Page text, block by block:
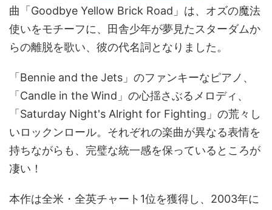
曲「Goodbye Yellow Brick Road」は、オズの魔法
使いをモチーフに、田舎少年が夢見たスターダムか
らの離脱を歌い、彼の代名詞となりました。
「Bennie and the Jets」のファンキーなピアノ、
「Candle in the Wind」の心揺さぶるメロディ、
「Saturday Night's Alright for Fighting」の荒々し
いロックンロール。それぞれの楽曲が異なる表情を
持ちながらも、完璧な統一感を保っているところが
凄い！
本作は全米・全英チャート1位を獲得し、2003年に